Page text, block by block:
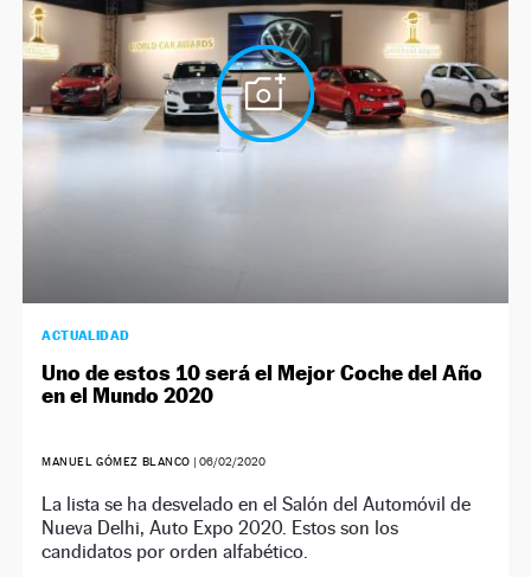
NEWSLETTER
SÍGUENOS
ACTUALIDAD
Uno de estos 10 será el Mejor Coche del Año
en el Mundo 2020
MANUEL GÓMEZ BLANCO |06/02/2020
La lista se ha desvelado en el Salón del Automóvil de
Nueva Delhi, Auto Expo 2020. Estos son los
candidatos por orden alfabético.